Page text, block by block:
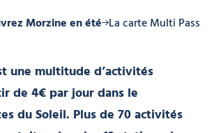
Morzine en été La carte Multi Pass
une multitude d’activités
de 4€ par jour dans le
du Soleil. Plus de 70 activités